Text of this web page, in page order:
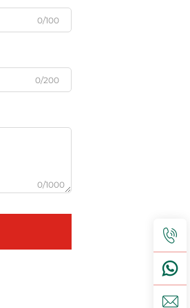
0/100
0/200
0/1000